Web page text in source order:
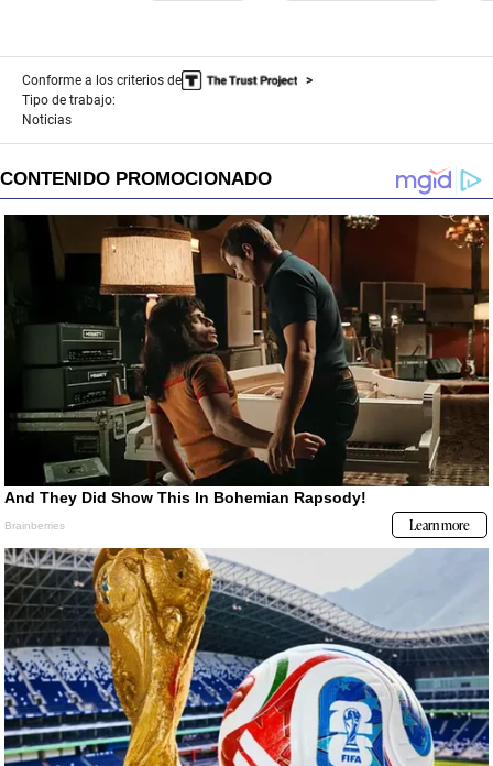
Conforme a los criterios de
Tipo de trabajo:
Noticias